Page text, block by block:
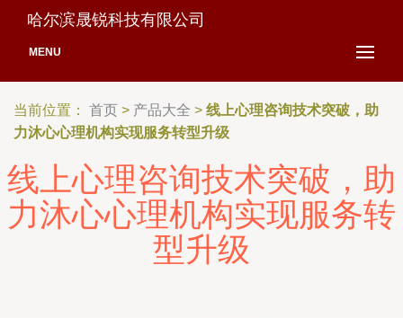
哈尔滨晟锐科技有限公司
MENU
当前位置： 首页 > 产品大全 > 线上心理咨询技术突破，助
力沐心心理机构实现服务转型升级
线上心理咨询技术突破，助
力沐心心理机构实现服务转
型升级